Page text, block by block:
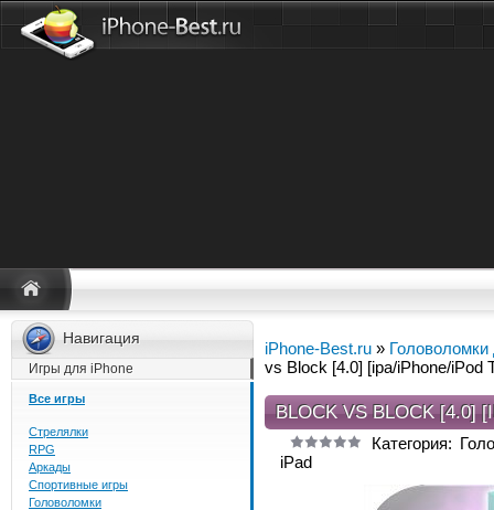
Навигация
Игры для iPhone
Все игры
Стрелялки
RPG
Аркады
Спортивные игры
Головоломки
iPhone-Best.ru »
vs Block [4.0] [ipa/iPhone/iPod
BLOCK VS BLOCK [4.0]
Категория:
iPad